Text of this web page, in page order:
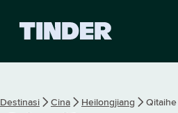
d
Destinasi Cina Heilongjiang Qitaihe